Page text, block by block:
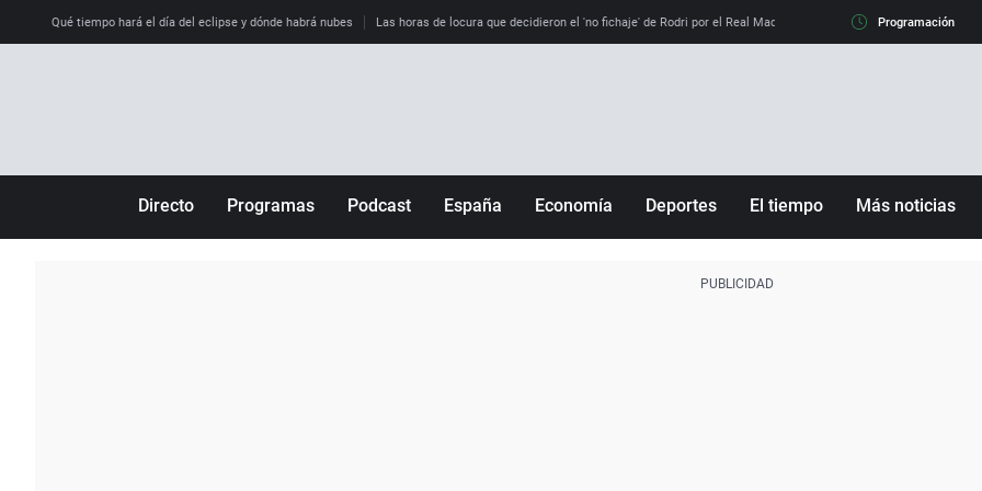
Qué tiempo hará el día del eclipse y dónde habrá nubes Las horas de locura que decidieron el 'no fichaje' de Rodri por el Real Madrid y su 'sí' al Barça La llamada
Programación
Directo Programas Podcast España Economía Deportes El tiempo Más noticias